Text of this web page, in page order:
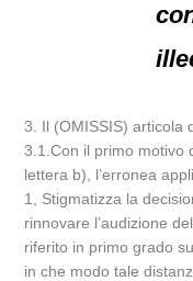
3. Il (OMISSIS) articola
3.1.Con il primo motivo
lettera b), l’erronea
1, Stigmatizza la
rinnovare l’audizione
riferito in primo grado
in che modo tale